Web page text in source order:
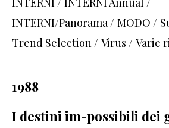
INTERNI/Panorama / MODO /
Trend Selection / Virus / Varie
1988
I destini im-possibili dei